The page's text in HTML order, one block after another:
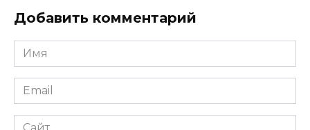
Добавить комментарий
Имя
*
Email
*
Сайт